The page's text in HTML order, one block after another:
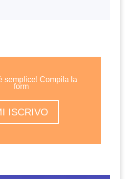
semplice! Compila la
form
ISCRIVO